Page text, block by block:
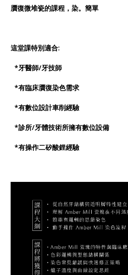
贋復微堆瓷的課程，染。簡單
這堂課特別適合:
*牙醫師/牙技師
*有臨床贋復染色需求
*有數位設計車削經驗
*診所/牙體技術所擁有數位設備
*有操作二矽酸鋰經驗